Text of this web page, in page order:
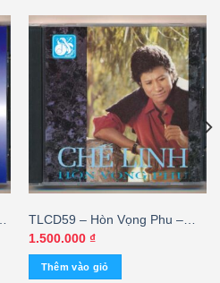
TLCD59 – Hòn Vọng Phu –
Chế Linh (3G) KGUP
1.500.000 ₫
Thêm vào giỏ